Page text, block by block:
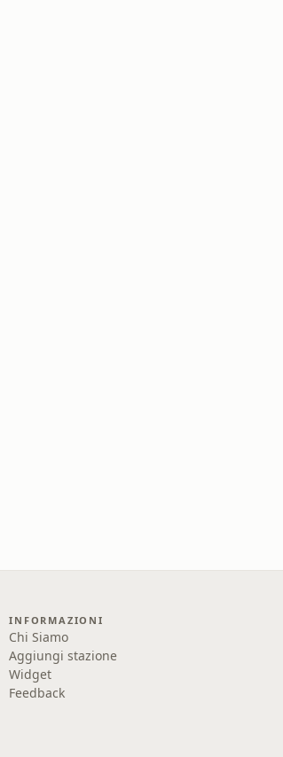
INFORMAZIONI
Chi Siamo
Aggiungi stazione
Widget
Feedback